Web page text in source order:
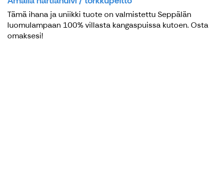
Tämä ihana ja uniikki tuote on valmistettu Seppälän
luomulampaan 100% villasta kangaspuissa kutoen. Osta
omaksesi!